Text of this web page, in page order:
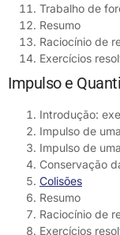
Trabalho de
Resumo
Raciocínio de
Exercícios
Impulso e
Introdução:
Impulso de
Impulso de
Conservação
Colisões
Resumo
Raciocínio de
Exercícios